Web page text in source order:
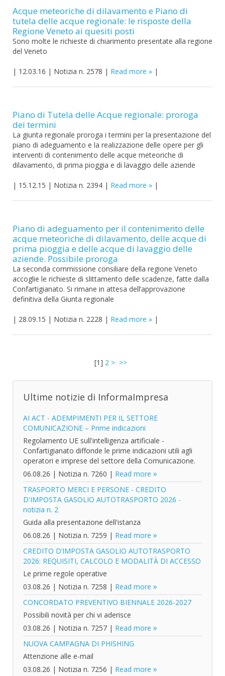
Acque meteoriche di dilavamento e Piano di
tutela delle acque regionale: le risposte della
Regione Veneto ai quesiti posti
Sono molte le richieste di chiarimento presentate alla regione
del Veneto
| 12.03.16 | Notizia n. 2578 | Read more |
Piano di Tutela delle Acque regionale: proroga
dei termini
La giunta regionale proroga i termini per la presentazione del
piano di adeguamento e la realizzazione delle opere per gli
interventi di contenimento delle acque meteoriche di
dilavamento, di prima pioggia e di lavaggio delle aziende
| 15.12.15 | Notizia n. 2394 | Read more |
Piano di adeguamento per il contenimento delle
acque meteoriche di dilavamento, delle acque di
prima pioggia e delle acque di lavaggio delle
aziende. Possibile proroga
La seconda commissione consiliare della regione Veneto
accoglie le richieste di slittamento delle scadenze, fatte dalla
Confartigianato. Si rimane in attesa dell’approvazione
definitiva della Giunta regionale
| 28.09.15 | Notizia n. 2228 | Read more |
[1] 2 > >>
Ultime notizie di InformaImpresa
AI ACT - ADEMPIMENTI PER IL SETTORE
COMUNICAZIONE – Prime indicazioni
Regolamento UE sull'intelligenza artificiale -
Confartigianato diffonde le prime indicazioni utili agli
operatori e imprese del settore della Comunicazione.
06.08.26 | Notizia n. 7260 | Read more
TRASPORTO MERCI E PERSONE - CREDITO
D'IMPOSTA GASOLIO AUTOTRASPORTO 2026 -
notizia n. 2
Guida alla presentazione dell'istanza
06.08.26 | Notizia n. 7259 | Read more
CREDITO D’IMPOSTA GASOLIO AUTOTRASPORTO
2026: REQUISITI, CALCOLO E MODALITÀ DI ACCESSO
Le prime regole operative
03.08.26 | Notizia n. 7258 | Read more
CONCORDATO PREVENTIVO BIENNALE 2026-2027
Possibili novità per chi vi aderisce
03.08.26 | Notizia n. 7257 | Read more
NUOVA CAMPAGNA DI PHISHING
Attenzione alle e-mail
03.08.26 | Notizia n. 7256 | Read more